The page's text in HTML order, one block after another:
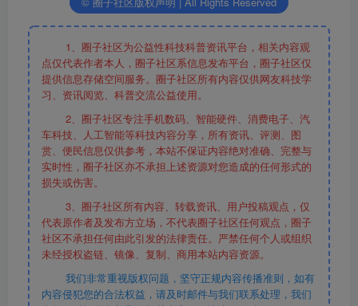
1、圈子社区为公益性科技科普资讯平台，相关内容观
点仅代表作者本人，圈子社区系信息发布平台，圈子社区仅
提供信息存储空间服务。圈子社区所有内容仅供网友科技学
习、资讯阅览、科普交流公益使用。
2、圈子社区专注手机数码、智能硬件、消费电子、汽
车科技、人工智能等科技内容分享，所有资讯、评测、图
赏、便民信息仅供参考，本站不保证内容绝对准确、完整与
实时性，圈子社区亦不承担上述资源对您造成的任何形式的
损失或伤害。
3、圈子社区所有内容、转载资讯、用户投稿观点，仅
代表原作者及发布方立场，不代表圈子社区任何观点，圈子
社区不承担任何由此引发的法律责任。严禁任何个人或组织
未经授权盗链、镜像、复制、商用本站内容资源。
我们非常重视版权问题，坚守正规内容传播准则，如有
内容侵犯您的合法权益，请及时邮件与我们联系处理，我们